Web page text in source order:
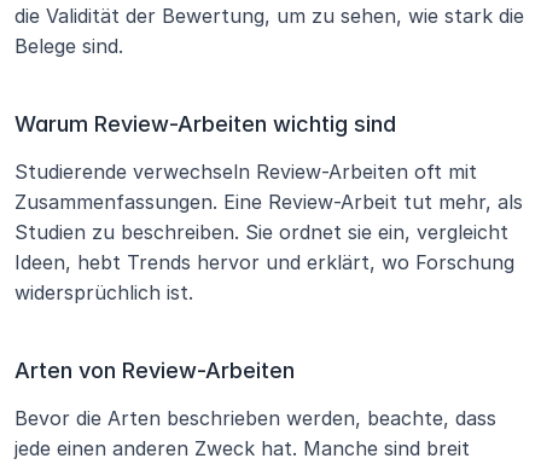
die Validität der Bewertung, um zu sehen, wie stark die
Belege sind.
Warum Review-Arbeiten wichtig sind
Studierende verwechseln Review-Arbeiten oft mit
Zusammenfassungen. Eine Review-Arbeit tut mehr, als
Studien zu beschreiben. Sie ordnet sie ein, vergleicht
Ideen, hebt Trends hervor und erklärt, wo Forschung
widersprüchlich ist.
Arten von Review-Arbeiten
Bevor die Arten beschrieben werden, beachte, dass
jede einen anderen Zweck hat. Manche sind breit